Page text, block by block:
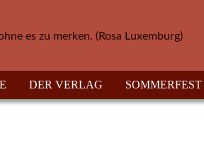
es zu merken. (Rosa Luxemburg)
DER VERLAG SOMMERFEST